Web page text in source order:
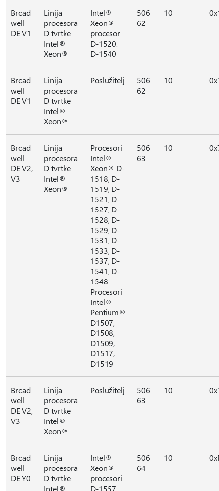
Broad
well
DE V1
Linija
procesora
D tvrtke
Intel®
Xeon®
Intel®
Xeon®
procesor
D-1520,
D-1540
506
62
10
Broad
well
DE V1
Linija
procesora
D tvrtke
Intel®
Xeon®
Poslužitelj
506
62
10
Broad
well
DE V2,
V3
Linija
procesora
D tvrtke
Intel®
Xeon®
Procesori
Intel®
Xeon® D-
1518, D-
1519, D-
1521, D-
1527, D-
1528, D-
1529, D-
1531, D-
1533, D-
1537, D-
1541, D-
1548
Procesori
Intel®
Pentium®
D1507,
D1508,
D1509,
D1517,
D1519
506
63
10
Broad
well
DE V2,
V3
Linija
procesora
D tvrtke
Intel®
Xeon®
Poslužitelj
506
63
10
Broad
well
DE Y0
Linija
procesora
D tvrtke
Intel®
Intel®
Xeon®
procesori
D-1557,
506
64
10